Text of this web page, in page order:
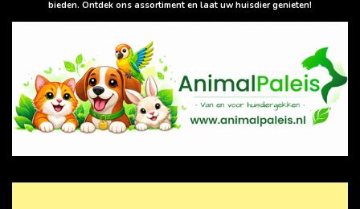
bieden. Ontdek ons assortiment en laat uw huisdier genieten!